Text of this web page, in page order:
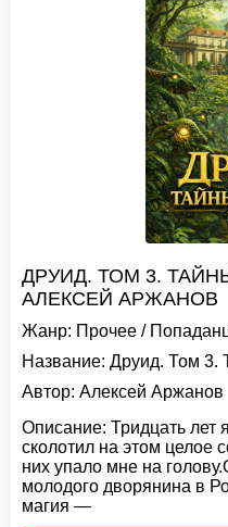
ДРУИД. ТОМ 3.
АЛЕКСЕЙ АРЖАНОВ
Жанр: Прочее /
Название: Друид. Том 3.
Автор: Алексей Аржанов
Описание: Тридцать лет
сколотил на этом целое
них упало мне на
молодого дворянина в
магия —